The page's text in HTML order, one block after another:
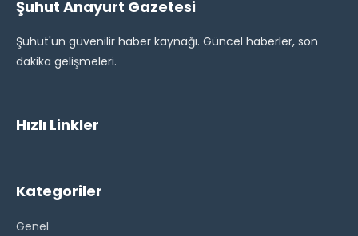
Şuhut Anayurt Gazetesi
Şuhut'un güvenilir haber kaynağı. Güncel haberler, son
dakika gelişmeleri.
Hızlı Linkler
Kategoriler
Genel